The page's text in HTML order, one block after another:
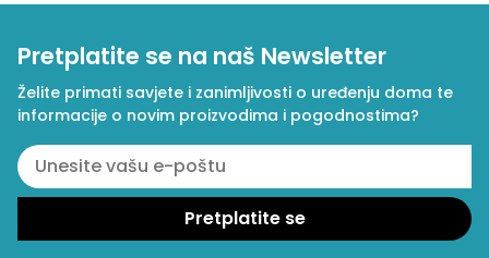
Pretplatite se na naš Newsletter
Želite primati savjete i zanimljivosti o uređenju doma te
informacije o novim proizvodima i pogodnostima?